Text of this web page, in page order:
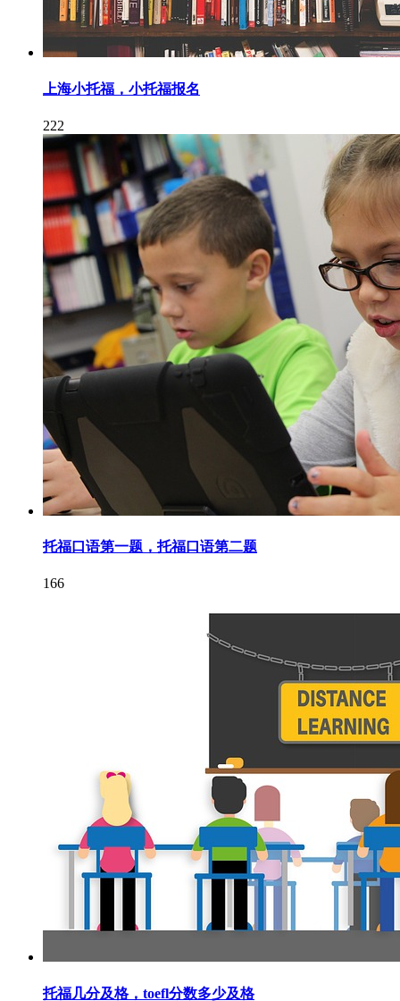
上海小托福，小托福报名
222
托福口语第一题，托福口语第二题
166
托福几分及格，toefl分数多少及格